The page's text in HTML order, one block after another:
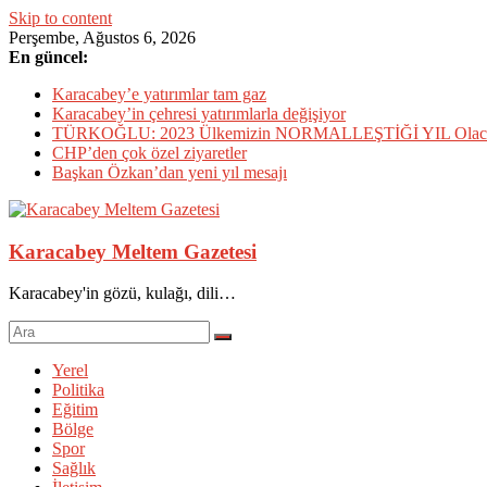
Skip to content
Perşembe, Ağustos 6, 2026
En güncel:
Karacabey’e yatırımlar tam gaz
Karacabey’in çehresi yatırımlarla değişiyor
TÜRKOĞLU: 2023 Ülkemizin NORMALLEŞTİĞİ YIL
CHP’den çok özel ziyaretler
Başkan Özkan’dan yeni yıl mesajı
Karacabey Meltem Gazetesi
Karacabey'in gözü, kulağı, dili…
Yerel
Politika
Eğitim
Bölge
Spor
Sağlık